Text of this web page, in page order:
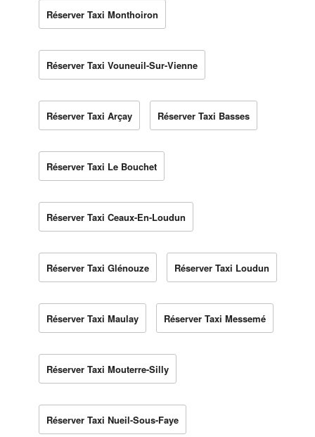
Réserver Taxi Monthoiron
Réserver Taxi Vouneuil-Sur-Vienne
Réserver Taxi Arçay Réserver Taxi Basses
Réserver Taxi Le Bouchet
Réserver Taxi Ceaux-En-Loudun
Réserver Taxi Glénouze Réserver Taxi Loudun
Réserver Taxi Maulay Réserver Taxi Messemé
Réserver Taxi Mouterre-Silly
Réserver Taxi Nueil-Sous-Faye